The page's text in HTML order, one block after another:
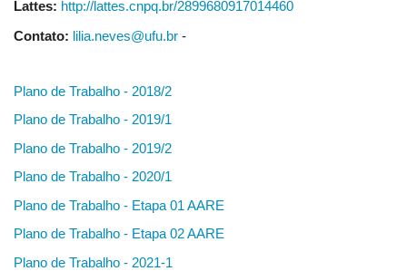
Lattes: http://lattes.cnpq.br/2899680917014460
Contato: lilia.neves@ufu.br -
Plano de Trabalho - 2018/2
Plano de Trabalho - 2019/1
Plano de Trabalho - 2019/2
Plano de Trabalho - 2020/1
Plano de Trabalho - Etapa 01 AARE
Plano de Trabalho - Etapa 02 AARE
Plano de Trabalho - 2021-1